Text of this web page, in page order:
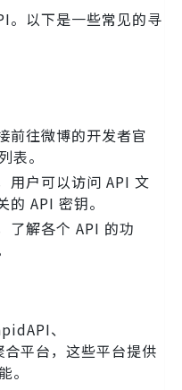
。以下是一些常见的寻
前往微博的开发者官
表。
用户可以访问 API 文
API 密钥。
了解各个 API 的功
、
平台，这些平台提供
。